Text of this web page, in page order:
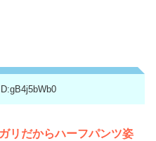
リだからハーフパンツ姿